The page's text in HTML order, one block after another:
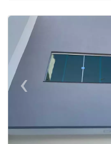
< <
‹Previous